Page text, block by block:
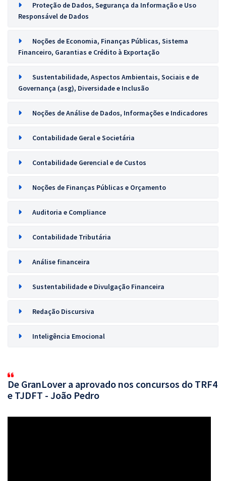
Proteção de Dados, Segurança da Informação e Uso
Responsável de Dados
Noções de Economia, Finanças Públicas, Sistema
Financeiro, Garantias e Crédito à Exportação
Sustentabilidade, Aspectos Ambientais, Sociais e de
Governança (asg), Diversidade e Inclusão
Noções de Análise de Dados, Informações e Indicadores
Contabilidade Geral e Societária
Contabilidade Gerencial e de Custos
Noções de Finanças Públicas e Orçamento
Auditoria e Compliance
Contabilidade Tributária
Análise financeira
Sustentabilidade e Divulgação Financeira
Redação Discursiva
Inteligência Emocional
De GranLover a aprovado nos concursos do TRF4
e TJDFT - João Pedro